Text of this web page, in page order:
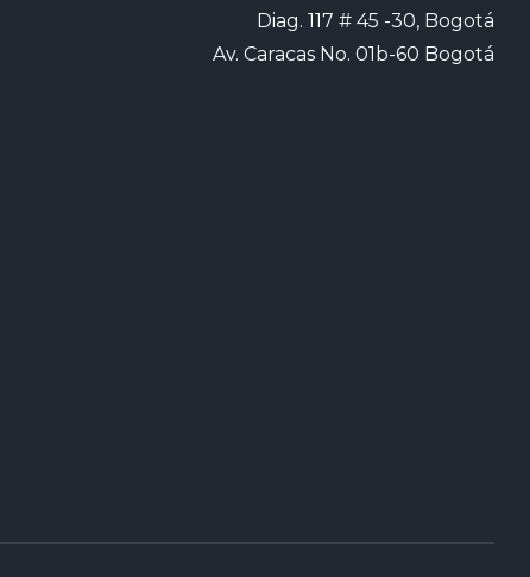
Diag. 117 # 45 -30, Bogotá
Av. Caracas No. 01b-60 Bogotá